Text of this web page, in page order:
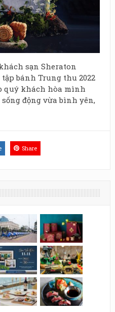
sạn Sheraton
bánh Trung thu 2022
quý khách hòa mình
động vừa bình yên,
Share